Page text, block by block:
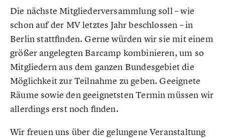
Die nächste Mitgliederversammlung soll – wie
schon auf der MV letztes Jahr beschlossen – in
Berlin stattfinden. Gerne würden wir sie mit einem
größer angelegten Barcamp kombinieren, um so
Mitgliedern aus dem ganzen Bundesgebiet die
Möglichkeit zur Teilnahme zu geben. Geeignete
Räume sowie den geeignetsten Termin müssen wir
allerdings erst noch finden.
Wir freuen uns über die gelungene Veranstaltung